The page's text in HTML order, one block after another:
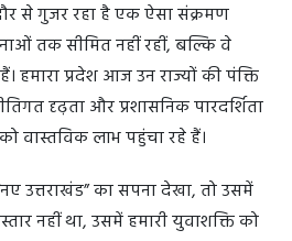
से गुजर रहा है एक ऐसा संक्रमण
तक सीमित नहीं रहीं, बल्कि वे
हमारा प्रदेश आज उन राज्यों की पंक्ति
दृढ़ता और प्रशासनिक पारदर्शिता
वास्तविक लाभ पहुंचा रहे हैं।
उत्तराखंड” का सपना देखा, तो उसमें
नहीं था, उसमें हमारी युवाशक्ति को